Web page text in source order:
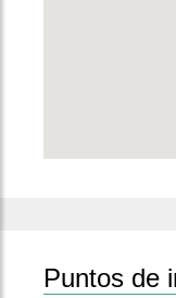
Puntos de